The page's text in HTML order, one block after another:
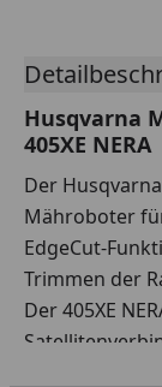
Husqvarna
405XE NERA
Der
Mähroboter
EdgeCut-
Trimmen der
Der 405XE